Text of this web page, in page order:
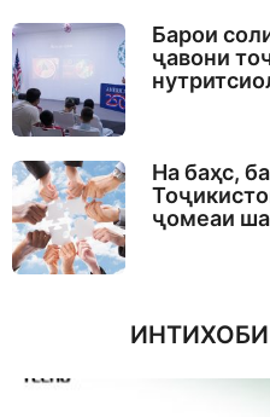
Барои
ҷавони
На баҳс,
ҷомеаи